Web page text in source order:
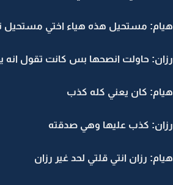
هيام: مستحيل هذه هياء اختي مستحيل
رزان: حاولت انصحها بس كانت تقول انه
هيام: كان يعني كله كذب
رزان: كذب عليها وهي صدقته
هيام: رزان انتي قلتي لحد غير رزان